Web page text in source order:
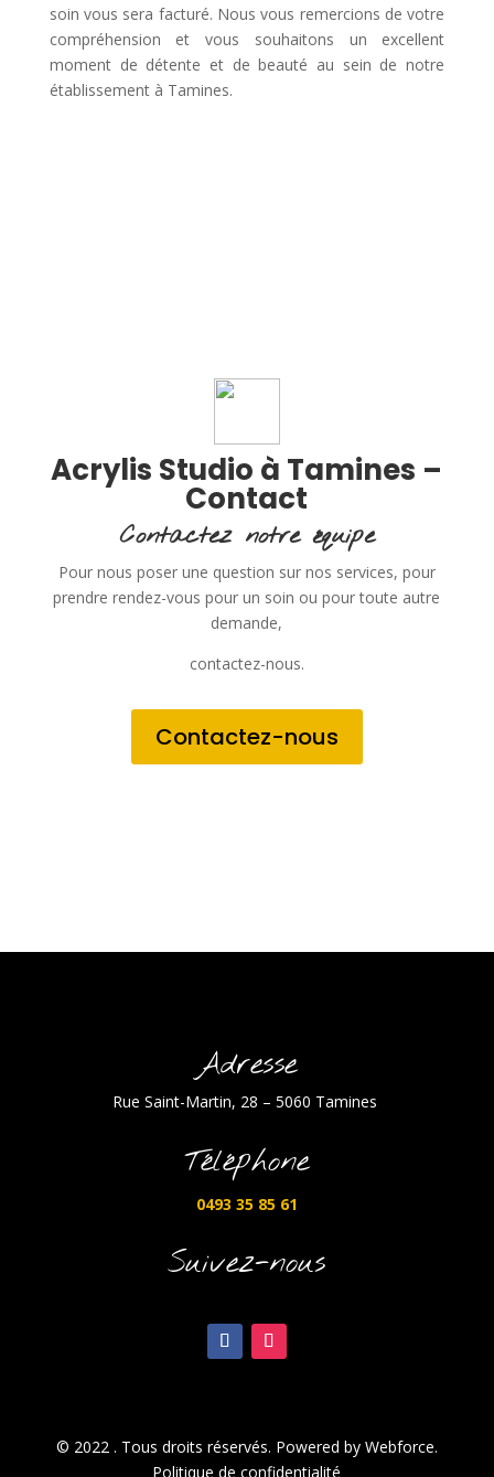
soin vous sera facturé. Nous vous remercions de votre
compréhension et vous souhaitons un excellent
moment de détente et de beauté au sein de notre
établissement à Tamines.
Acrylis Studio à Tamines –
Contact
Contactez notre équipe
Pour nous poser une question sur nos services, pour
prendre rendez-vous pour un soin ou pour toute autre
demande,
contactez-nous.
Contactez-nous
Adresse
Rue Saint-Martin, 28 – 5060 Tamines
Téléphone
0493 35 85 61
Suivez-nous
© 2022 . Tous droits réservés. Powered by Webforce.
Politique de confidentialité